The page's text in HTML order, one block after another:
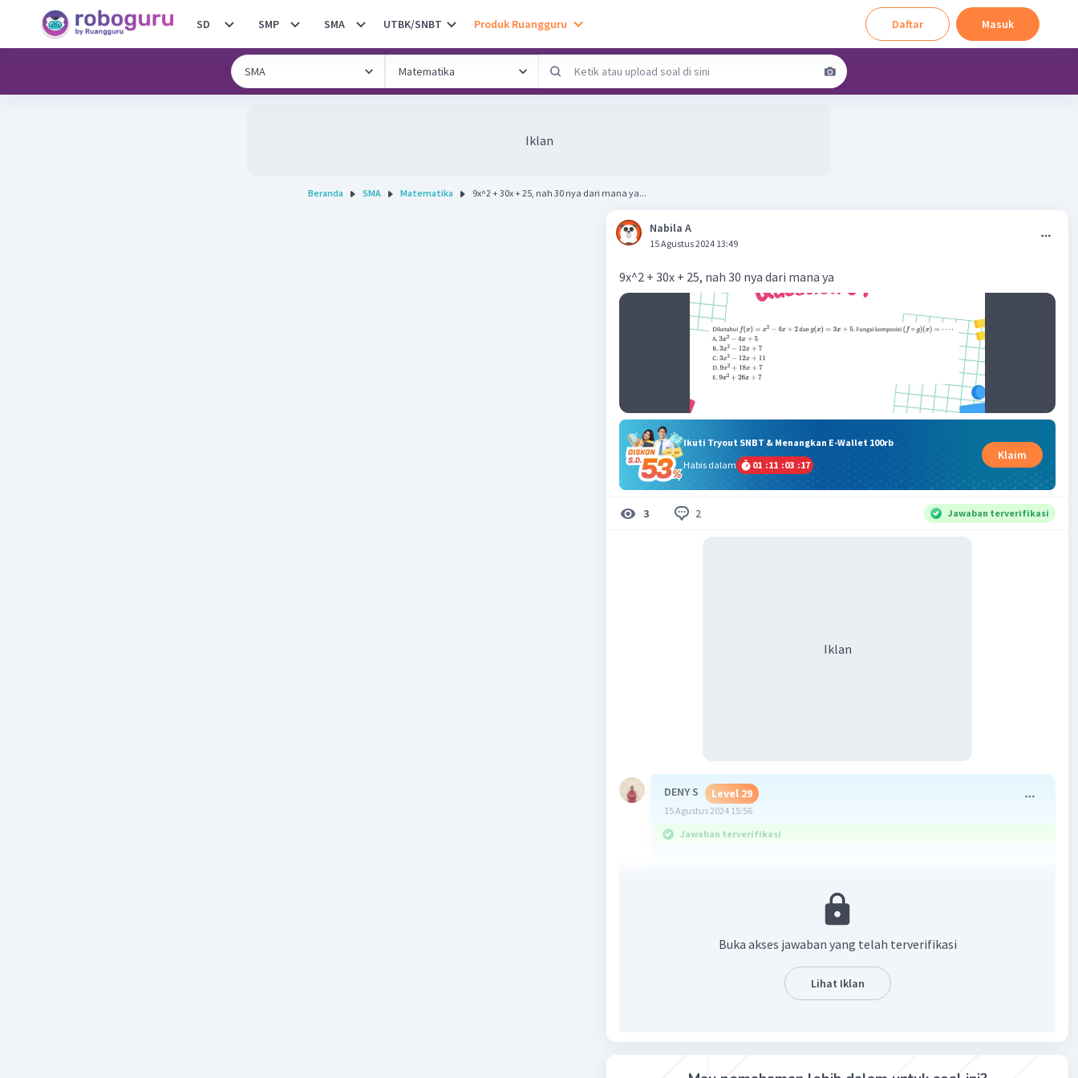
SD SMP SMA UTBK/SNBT Produk Ruangguru Daftar Masuk
Iklan
Beranda SMA Matematika 9x^2 + 30x + 25, nah 30 nya dari mana ya...
Nabila A
15 Agustus 2024 13:49
9x^2 + 30x + 25, nah 30 nya dari mana ya
Ikuti Tryout SNBT & Menangkan E-Wallet 100rb
Habis dalam
01 :11 :03 :16
Klaim
3 2 Jawaban terverifikasi
Iklan
DENY S Level 29
15 Agustus 2024 15:56
Jawaban terverifikasi
+18x+7
Level 73
Buka akses jawaban yang telah terverifikasi
Lihat Iklan